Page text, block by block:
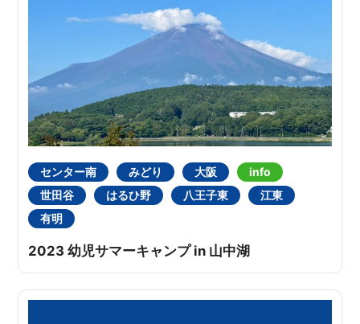
センター南 みどり 大阪
info
世田谷
はるひ野 八王子東
江東
有明
2023 幼児サマーキャンプ in 山中湖